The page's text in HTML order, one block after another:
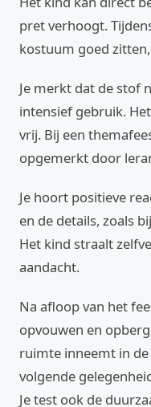
pret verhoogt.
kostuum goed
Je merkt dat de stof
intensief gebruik.
vrij. Bij een
opgemerkt door
Je hoort positieve
en de details, zoals bij
Het kind straalt
aandacht.
Na afloop van het
opvouwen en
ruimte inneemt in
volgende
Je test ook de